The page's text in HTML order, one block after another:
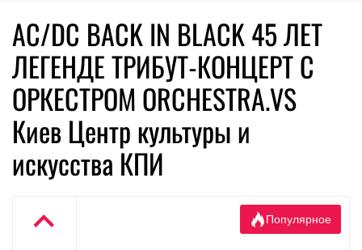
AC/DC BACK IN BLACK 45 ЛЕТ
ЛЕГЕНДЕ ТРИБУТ-КОНЦЕРТ С
ОРКЕСТРОМ ORCHESTRA.VS
Киев Центр культуры и
искусства КПИ
Популярное